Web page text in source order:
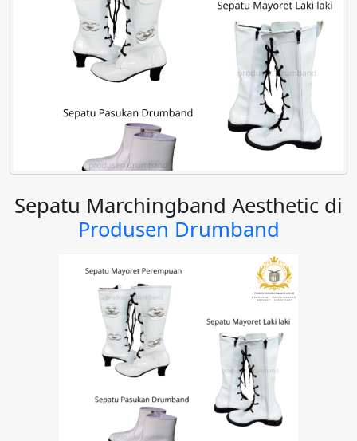
Sepatu Marchingband Aesthetic di
Produsen Drumband